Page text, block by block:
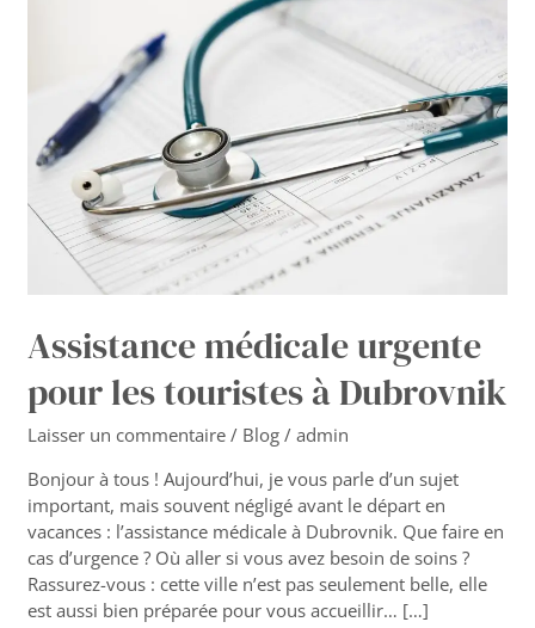
Assistance médicale urgente
pour les touristes à Dubrovnik
Laisser un commentaire / Blog /admin
Bonjour à tous ! Aujourd’hui, je vous parle d’un sujet
important, mais souvent négligé avant le départ en
vacances : l’assistance médicale à Dubrovnik. Que faire en
cas d’urgence ? Où aller si vous avez besoin de soins ?
Rassurez-vous : cette ville n’est pas seulement belle, elle
est aussi bien préparée pour vous accueillir… […]
les
touristes
Dubrovnik